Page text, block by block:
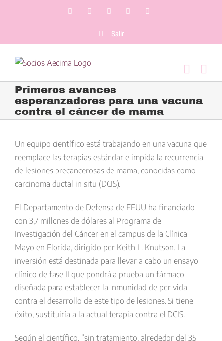
al
FacebookLinkedInTwitterYouTubeCorreo
Salir
Primeros avances
esperanzadores para una vacuna
contra el cáncer de mama
imagen
más
grande
Un equipo científico está trabajando en una vacuna que
reemplace las terapias estándar e impida la recurrencia
de lesiones precancerosas de mama, conocidas como
carcinoma ductal in situ (DCIS).
El Departamento de Defensa de EEUU ha financiado
con 3,7 millones de dólares al Programa de
Investigación del Cáncer en el campus de la Clínica
Mayo en Florida, dirigido por Keith L. Knutson. La
inversión está destinada para llevar a cabo un ensayo
clínico de fase II que pondrá a prueba un fármaco
diseñada para establecer la inmunidad de por vida
contra el desarrollo de este tipo de lesiones. Si tiene
éxito, sustituiría a la actual terapia contra el DCIS.
Según el científico, “sin tratamiento, alrededor del 35